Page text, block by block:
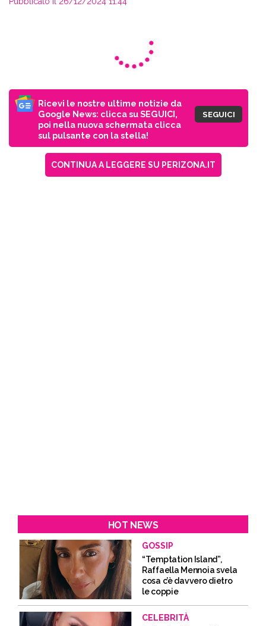
Ricevi le nostre ultime notizie da
Google News: clicca su SEGUICI,
poi nella nuova schermata clicca
sul pulsante con la stella!
SEGUICI
CONTINUA A LEGGERE SU PERIZONA.IT
HOT NEWS
GOSSIP
“Temptation Island”,
Raffaella Mennoia svela
cosa c’è davvero dietro
le coppie
CELEBRITÀ